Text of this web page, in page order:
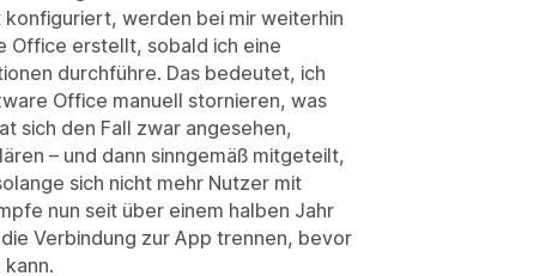
werden bei mir weiterhin
Office erstellt, sobald ich eine
durchführe. Das bedeutet, ich
Office manuell stornieren, was
sich den Fall zwar angesehen,
– und dann sinngemäß mitgeteilt,
sich nicht mehr Nutzer mit
nun seit über einem halben Jahr
Verbindung zur App trennen, bevor